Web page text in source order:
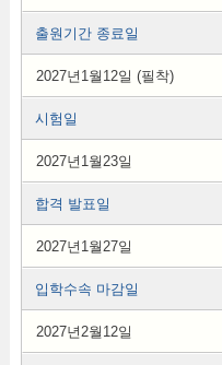
출원기간 종료일
2027년1월12일 (필착)
시험일
2027년1월23일
합격 발표일
2027년1월27일
입학수속 마감일
2027년2월12일